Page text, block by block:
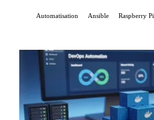
Automatisation Ansible Raspberry Pi